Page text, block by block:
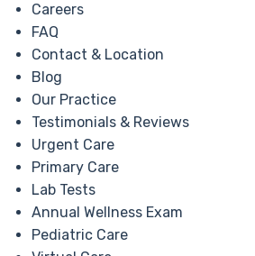
Careers
FAQ
Contact & Location
Blog
Our Practice
Testimonials & Reviews
Urgent Care
Primary Care
Lab Tests
Annual Wellness Exam
Pediatric Care